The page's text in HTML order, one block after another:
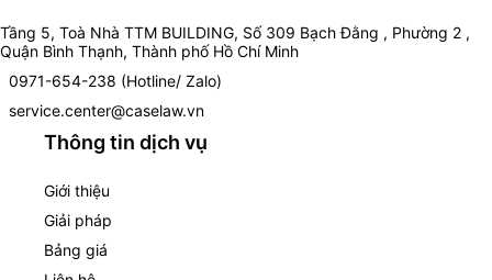
Tầng 5, Toà Nhà TTM BUILDING, Số 309 Bạch Đằng , Phường 2 ,
Quận Bình Thạnh, Thành phố Hồ Chí Minh
0971-654-238 (Hotline/ Zalo)
service.center@caselaw.vn
Thông tin dịch vụ
Giới thiệu
Giải pháp
Bảng giá